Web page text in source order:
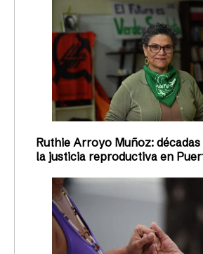
Ruthie Arroyo Muñoz:
la justicia reproductiva en